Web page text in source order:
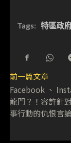
Tags: 特區政
前一篇文章
Facebook 、
龍門？！容許針
事行動的仇恨言